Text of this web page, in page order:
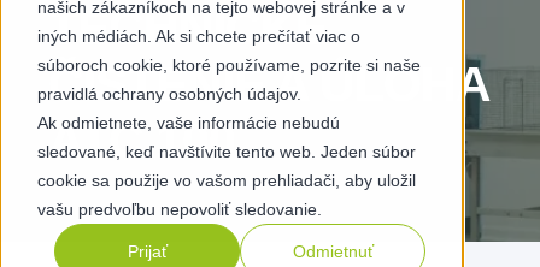
našich zákazníkoch na tejto webovej stránke a v
iných médiách. Ak si chcete prečítať viac o
súboroch cookie, ktoré používame, pozrite si naše
pravidlá ochrany osobných údajov.
Ak odmietnete, vaše informácie nebudú
sledované, keď navštívite tento web. Jeden súbor
cookie sa použije vo vašom prehliadači, aby uložil
vašu predvoľbu nepovoliť sledovanie.
Prijať Odmietnuť
TECHNICKÉ
ČISTENIE A ÚLOHA
ATC 100